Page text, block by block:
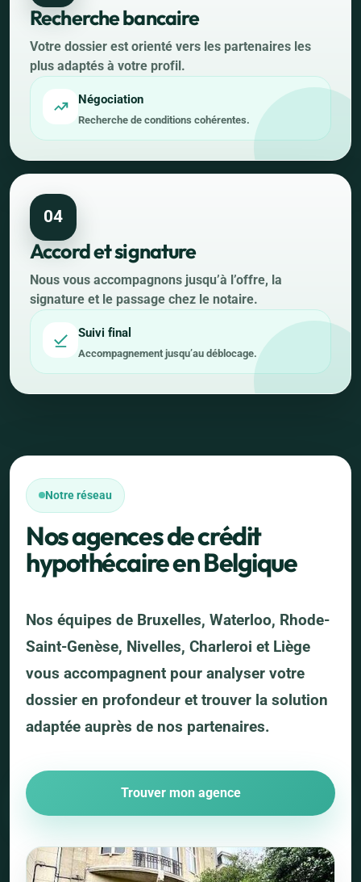
Recherche bancaire
Votre dossier est orienté vers les partenaires les
plus adaptés à votre profil.
Négociation
Recherche de conditions cohérentes.
04
Accord et signature
Nous vous accompagnons jusqu’à l’offre, la
signature et le passage chez le notaire.
Suivi final
Accompagnement jusqu’au déblocage.
Notre réseau
Nos agences de crédit
hypothécaire en Belgique
Nos équipes de Bruxelles, Waterloo, Rhode-
Saint-Genèse, Nivelles, Charleroi et Liège
vous accompagnent pour analyser votre
dossier en profondeur et trouver la solution
adaptée auprès de nos partenaires.
Trouver mon agence